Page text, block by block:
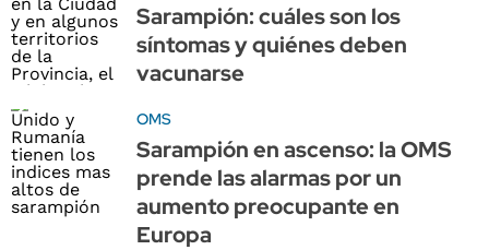
Sarampión: cuáles son los
síntomas y quiénes deben
vacunarse
OMS
Sarampión en ascenso: la OMS
prende las alarmas por un
aumento preocupante en
Europa